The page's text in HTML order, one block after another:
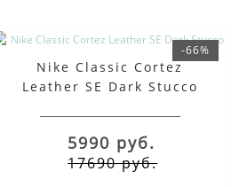
-66%
Nike Classic Cortez
Leather SE Dark Stucco
5990 руб.
17690 руб.